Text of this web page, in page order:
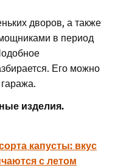
дворов, а также
в период
Его можно
изделия.
капусты: вкус
с летом